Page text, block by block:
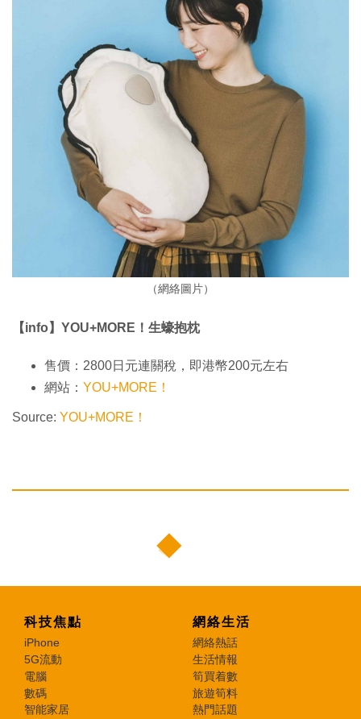
（網絡圖片）
【info】YOU+MORE！生蠔抱枕
售價：2800日元連關稅，即港幣200元左右
網站： YOU+MORE！
Source: YOU+MORE！
科技焦點
iPhone
5G流動
電腦
數碼
智能家居
網絡生活
網絡熱話
生活情報
筍買着數
旅遊筍料
熱門話題